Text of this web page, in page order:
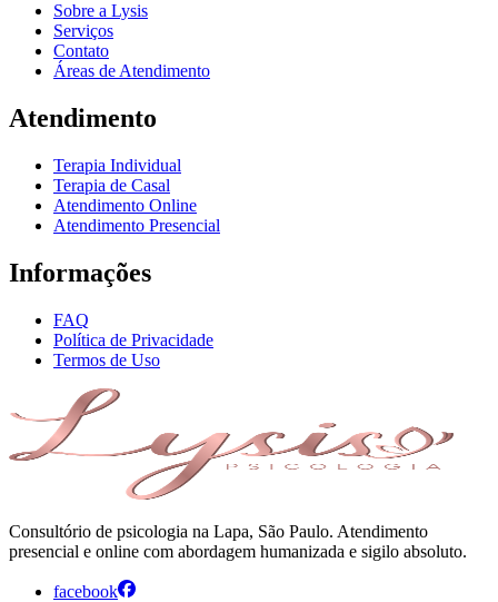
Sobre a Lysis
Serviços
Contato
Áreas de Atendimento
Atendimento
Terapia Individual
Terapia de Casal
Atendimento Online
Atendimento Presencial
Informações
FAQ
Política de Privacidade
Termos de Uso
Consultório de psicologia na Lapa, São Paulo. Atendimento
presencial e online com abordagem humanizada e sigilo absoluto.
facebook